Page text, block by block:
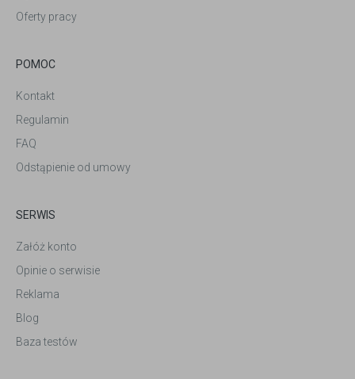
Oferty pracy
POMOC
Kontakt
Regulamin
FAQ
Odstąpienie od umowy
SERWIS
Załóż konto
Opinie o serwisie
Reklama
Blog
Baza testów